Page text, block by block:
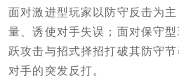
面对激进型玩家以防守反击为
量、诱使对手失误；面对保守
跃攻击与招式择招打破其防守
对手的突发反打。